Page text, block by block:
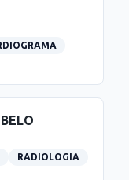
RADIOLOGIA